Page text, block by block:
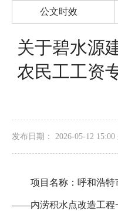
公文时效
关于碧水源
农民工工资
发布日期： 2026-05-12
项目名称：呼和浩特
——内涝积水点改造工程